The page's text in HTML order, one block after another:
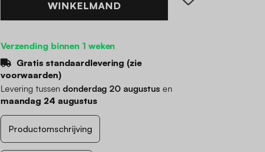
WINKELMAND
Verzending binnen 1 weken
Gratis standaardlevering (zie
voorwaarden)
Levering tussen donderdag 20 augustus en
maandag 24 augustus
Productomschrijving